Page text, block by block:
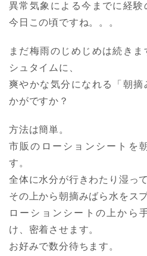
異常気象による今までに経
今日この頃ですね。。。
まだ梅雨のじめじめは続き
シュタイムに、
爽やかな気分になれる「朝
かがですか？
方法は簡単。
市販のローションシートを
す。
全体に水分が行きわたり湿っ
その上から朝摘みばら水をス
ローションシートの上から
け、密着させます。
お好みで数分待ちます。